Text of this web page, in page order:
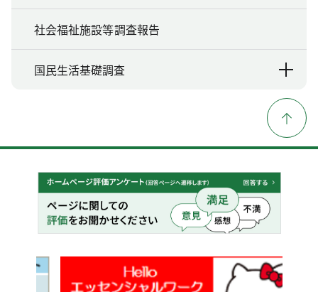
社会福祉施設等調査報告
国民生活基礎調査